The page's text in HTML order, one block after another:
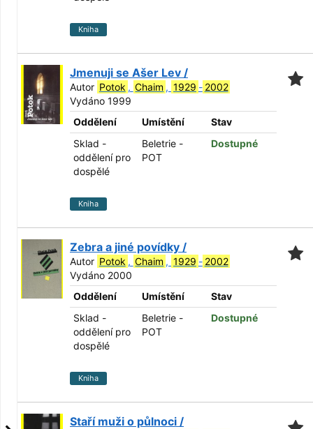
Kniha
Jmenuji se Ašer Lev /
Autor Potok , Chaim , 1929 - 2002
Vydáno 1999
Oddělení
Umístění
Stav
Sklad -
oddělení pro
dospělé
Beletrie -
POT
Dostupné
Kniha
Zebra a jiné povídky /
Autor Potok , Chaim , 1929 - 2002
Vydáno 2000
Oddělení
Umístění
Stav
Sklad -
oddělení pro
dospělé
Beletrie -
POT
Dostupné
Kniha
Staří muži o půlnoci /